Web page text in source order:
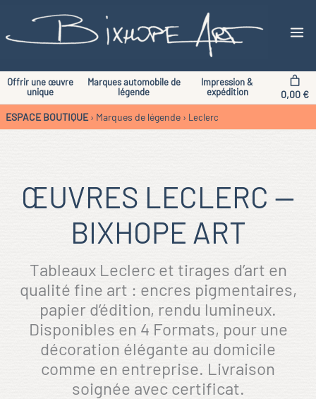
Offrir une œuvre
unique
Marques automobile de
légende
Impression &
expédition
0,00 €
ESPACE BOUTIQUE › Marques de légende › Leclerc
ŒUVRES LECLERC —
BIXHOPE ART
Tableaux Leclerc et tirages d’art en
qualité fine art : encres pigmentaires,
papier d’édition, rendu lumineux.
Disponibles en 4 Formats, pour une
décoration élégante au domicile
comme en entreprise. Livraison
soignée avec certificat.